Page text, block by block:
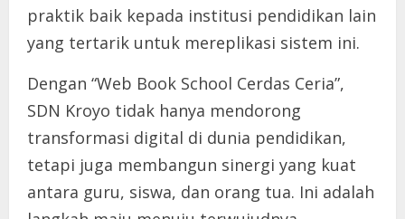
praktik baik kepada institusi pendidikan lain
yang tertarik untuk mereplikasi sistem ini.
Dengan “Web Book School Cerdas Ceria”,
SDN Kroyo tidak hanya mendorong
transformasi digital di dunia pendidikan,
tetapi juga membangun sinergi yang kuat
antara guru, siswa, dan orang tua. Ini adalah